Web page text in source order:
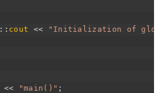
:: cout <<
"Initialization of
<< "main()" ;